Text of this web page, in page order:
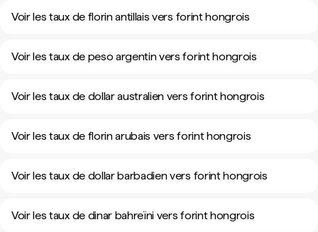
Voir les taux de florin antillais vers forint hongrois
Voir les taux de peso argentin vers forint hongrois
Voir les taux de dollar australien vers forint hongrois
Voir les taux de florin arubais vers forint hongrois
Voir les taux de dollar barbadien vers forint hongrois
Voir les taux de dinar bahreïni vers forint hongrois